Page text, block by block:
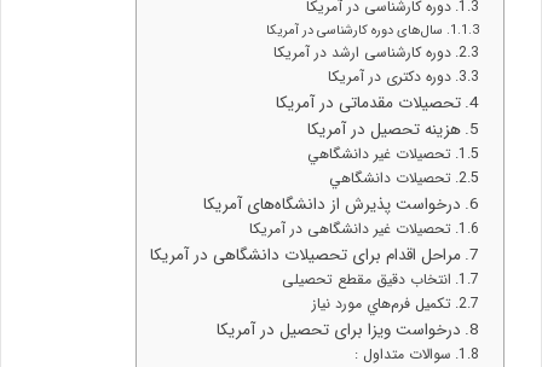
دوره کارشناسی در آمریکا
سال‌های دوره کارشناسی در آمریکا
دوره کارشناسی ارشد در آمریکا
دوره دکتری در آمریکا
تحصیلات مقدماتی در آمریکا
هزینه تحصیل در آمریکا
تحصيلات غير دانشگاهي
تحصيلات دانشگاهي
درخواست پذیرش از دانشگاه‌های آمریکا
تحصيلات غير دانشگاهی در آمریکا
مراحل اقدام برای تحصيلات دانشگاهی در آمریکا
انتخاب دقيق مقطع تحصيلی
تكميل فرم‌هاي مورد نياز
درخواست ویزا برای تحصیل در آمریکا
سوالات متداول :